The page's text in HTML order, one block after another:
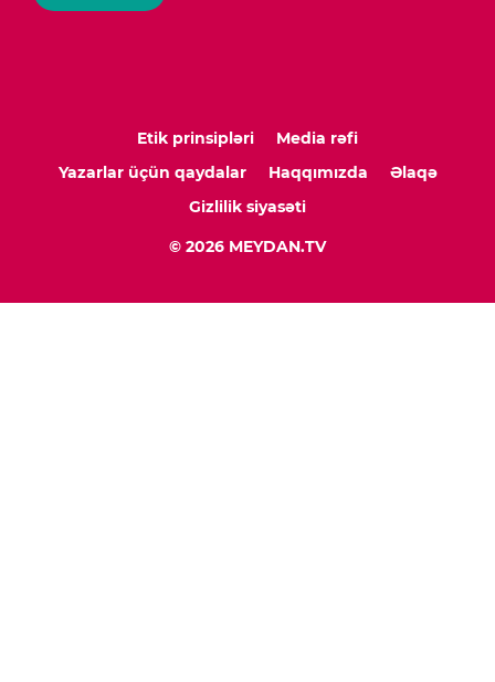
Etik prinsipləri
Media rəfi
Yazarlar üçün qaydalar
Haqqımızda
Əlaqə
Gizlilik siyasəti
© 2026 MEYDAN.TV